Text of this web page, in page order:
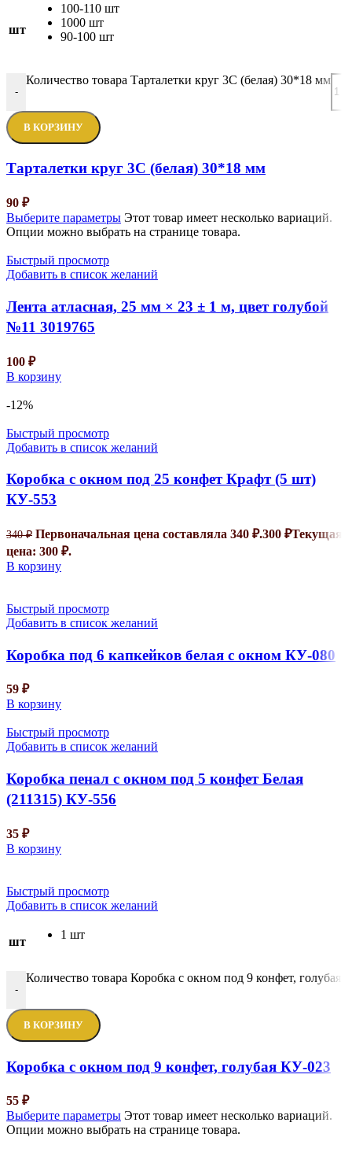
шт
100-110 шт
1000 шт
90-100 шт
-
Количество товара Тарталетки круг 3С (белая) 30*18 мм
В КОРЗИНУ
Тарталетки круг 3С (белая) 30*18 мм
90 ₽
Выберите параметры Этот товар имеет несколько вариаций.
Опции можно выбрать на странице товара.
Быстрый просмотр
Добавить в список желаний
Лента атласная, 25 мм × 23 ± 1 м, цвет голубой
№11 3019765
100 ₽
В корзину
-12%
Быстрый просмотр
Добавить в список желаний
Коробка с окном под 25 конфет Крафт (5 шт)
КУ-553
340₽ Первоначальная цена составляла 340 ₽.300 ₽Текущая
цена: 300 ₽.
В корзину
Быстрый просмотр
Добавить в список желаний
Коробка под 6 капкейков белая с окном КУ-080
59 ₽
В корзину
Быстрый просмотр
Добавить в список желаний
Коробка пенал с окном под 5 конфет Белая
(211315) КУ-556
35 ₽
В корзину
Быстрый просмотр
Добавить в список желаний
шт
1 шт
-
Количество товара Коробка с окном под 9 конфет, голубая
В КОРЗИНУ
Коробка с окном под 9 конфет, голубая КУ-023
55 ₽
Выберите параметры Этот товар имеет несколько вариаций.
Опции можно выбрать на странице товара.